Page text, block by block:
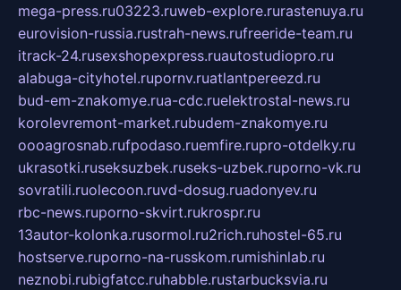
mega-press.ru03223.ruweb-explore.rurastenuya.ru
eurovision-russia.rustrah-news.rufreeride-team.ru
itrack-24.rusexshopexpress.ruautostudiopro.ru
alabuga-cityhotel.rupornv.ruatlantpereezd.ru
bud-em-znakomye.rua-cdc.ruelektrostal-news.ru
korolevremont-market.rubudem-znakomye.ru
oooagrosnab.rufpodaso.ruemfire.rupro-otdelky.ru
ukrasotki.ruseksuzbek.ruseks-uzbek.ruporno-vk.ru
sovratili.ruolecoon.ruvd-dosug.ruadonyev.ru
rbc-news.ruporno-skvirt.rukrospr.ru
13autor-kolonka.rusormol.ru2rich.ruhostel-65.ru
hostserve.ruporno-na-russkom.rumishinlab.ru
neznobi.rubigfatcc.ruhabble.rustarbucksvia.ru